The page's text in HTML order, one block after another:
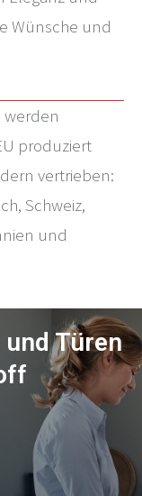
Wünsche und
werden
produziert
vertrieben:
Schweiz,
und
Türen